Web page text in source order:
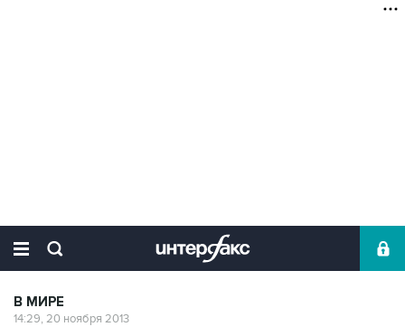
В МИРЕ
14:29, 20 ноября 2013